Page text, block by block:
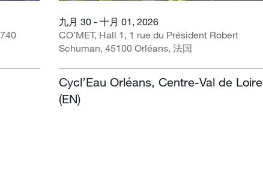
九月 30 - 十月 01, 2026
CO’MET, Hall 1, 1 rue du Président Robert
Schuman, 45100 Orléans, 法国
Cycl’Eau Orléans, Centre-Val de Loire
(EN)